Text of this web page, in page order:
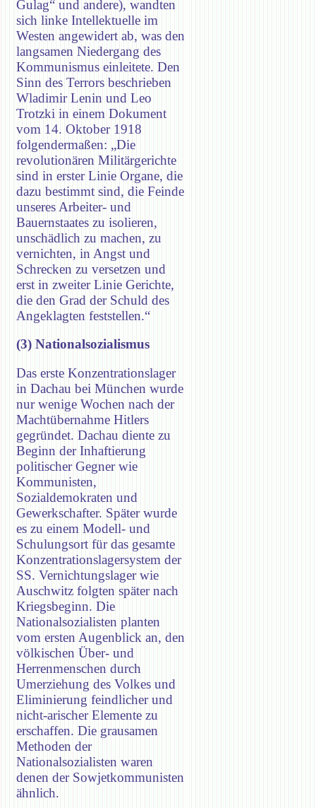
Gulag“ und andere), wandten
sich linke Intellektuelle im
Westen angewidert ab, was den
langsamen Niedergang des
Kommunismus einleitete. Den
Sinn des Terrors beschrieben
Wladimir Lenin und Leo
Trotzki in einem Dokument
vom 14. Oktober 1918
folgendermaßen: „Die
revolutionären Militärgerichte
sind in erster Linie Organe, die
dazu bestimmt sind, die Feinde
unseres Arbeiter- und
Bauernstaates zu isolieren,
unschädlich zu machen, zu
vernichten, in Angst und
Schrecken zu versetzen und
erst in zweiter Linie Gerichte,
die den Grad der Schuld des
Angeklagten feststellen.“
(3) Nationalsozialismus
Das erste Konzentrationslager
in Dachau bei München wurde
nur wenige Wochen nach der
Machtübernahme Hitlers
gegründet. Dachau diente zu
Beginn der Inhaftierung
politischer Gegner wie
Kommunisten,
Sozialdemokraten und
Gewerkschafter. Später wurde
es zu einem Modell- und
Schulungsort für das gesamte
Konzentrationslagersystem der
SS. Vernichtungslager wie
Auschwitz folgten später nach
Kriegsbeginn. Die
Nationalsozialisten planten
vom ersten Augenblick an, den
völkischen Über- und
Herrenmenschen durch
Umerziehung des Volkes und
Eliminierung feindlicher und
nicht-arischer Elemente zu
erschaffen. Die grausamen
Methoden der
Nationalsozialisten waren
denen der Sowjetkommunisten
ähnlich.